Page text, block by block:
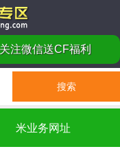
关注微信送CF福利
米业务网址